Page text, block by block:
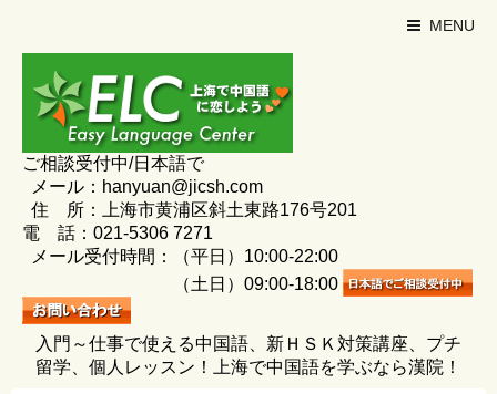
MENU
ご相談受付中/日本語で
メール：hanyuan@jicsh.com
住 所：上海市黄浦区斜土東路176号201
電 話：021-5306 7271
メール受付時間：（平日）10:00-22:00
（土日）09:00-18:00
入門～仕事で使える中国語、新ＨＳＫ対策講座、プチ
留学、個人レッスン！上海で中国語を学ぶなら漢院！